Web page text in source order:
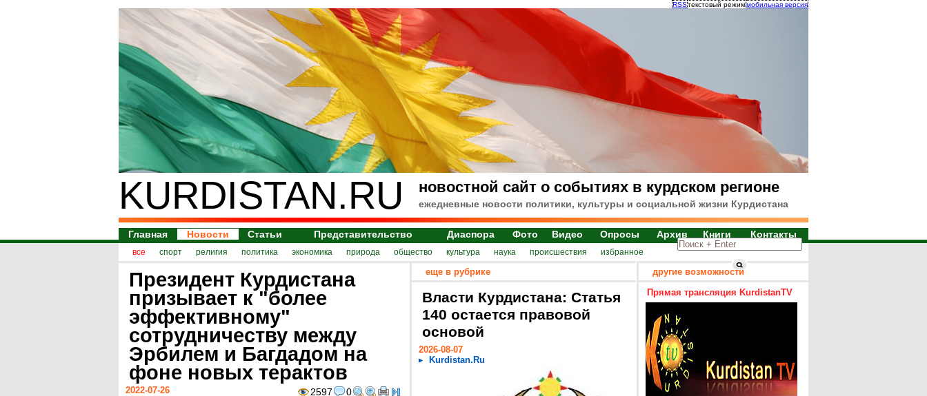
RSSтекстовый режиммобильная версия
KURDISTAN.RU новостной сайт о событиях в курдском регионе
ежедневные новости политики, культуры и социальной жизни Курдистана
Главная Новости Статьи Представительство Диаспора Фото Видео Опросы Архив Книги Контакты
все спорт религия политика экономика природа общество культура наука происшествия избранное
Президент Курдистана
призывает к "более
эффективному"
сотрудничеству между
Эрбилем и Багдадом на
фоне новых терактов
2597 0
2022-07-26
еще в рубрике
Власти Курдистана: Статья
140 остается правовой
основой
2026-08-07
Kurdistan.Ru
другие возможности
Прямая трансляция KurdistanTV